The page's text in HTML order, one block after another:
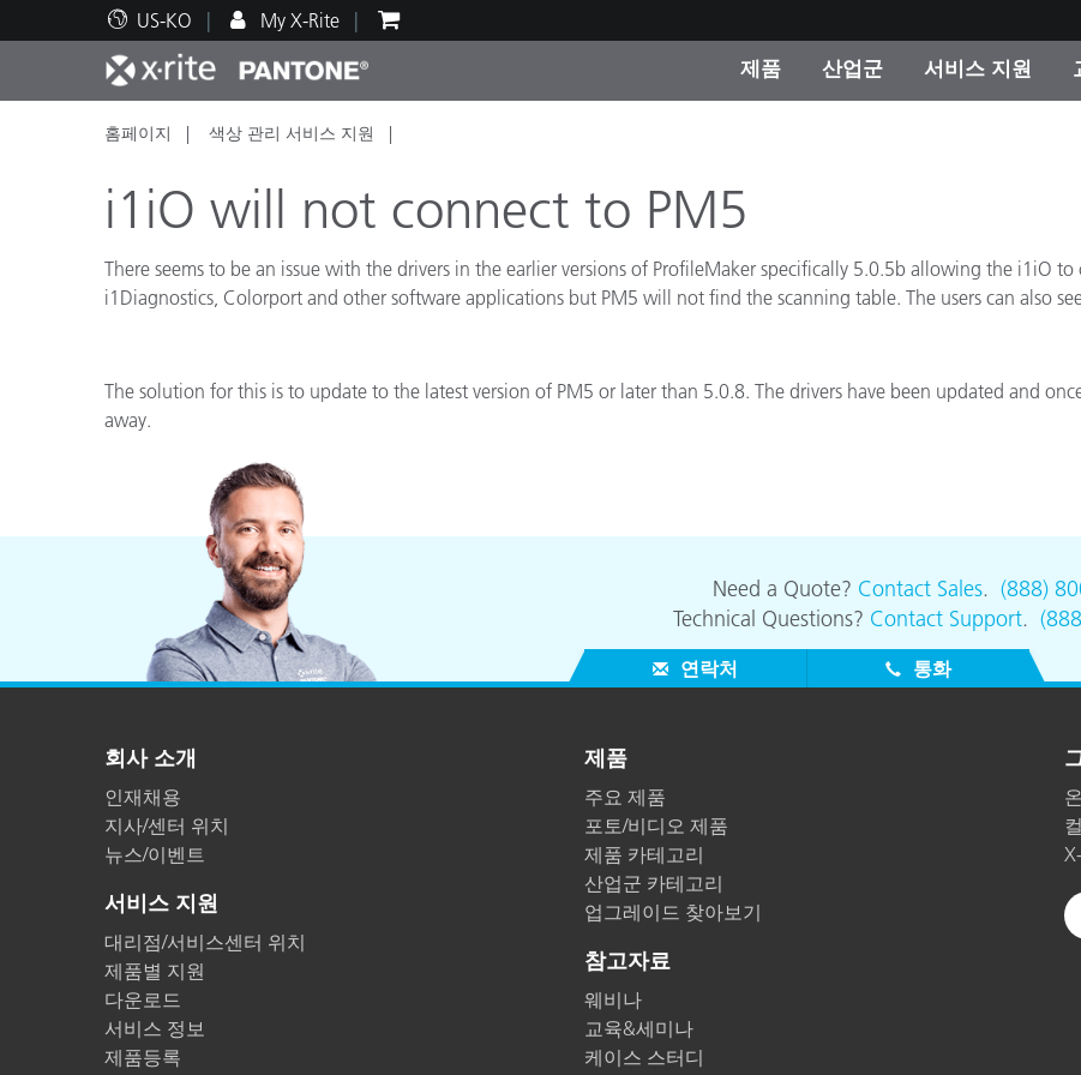
US-KO My X-Rite
제품
주요 제품
산업군
인쇄 및 패키징
플라스틱
소비재
식품 컬러 측정
건축 자재
내구재
서비스 지원
기술 지원
교육 리소스
홈페이지 색상 관리 서비스 지원
i1iO will not connect to PM5
There seems to be an issue with the drivers in the earlier versions of ProfileMaker specifically 5.0.5b allowing the i1iO
i1Diagnostics, Colorport and other software applications but PM5 will not find the scanning table. The users can also
The solution for this is to update to the latest version of PM5 or later than 5.0.8. The drivers have been updated and
away.
Need a Quote? Contact Sales. (888)
Technical Questions? Contact Support.
연락처 통화
회사 소개
인재채용
지사/센터 위치
뉴스/이벤트
서비스 지원
대리점/서비스센터 위치
제품별 지원
다운로드
서비스 정보
제품등록
제품
주요 제품
포토/비디오 제품
제품 카테고리
산업군 카테고리
업그레이드 찾아보기
참고자료
웨비나
교육&세미나
케이스 스터디